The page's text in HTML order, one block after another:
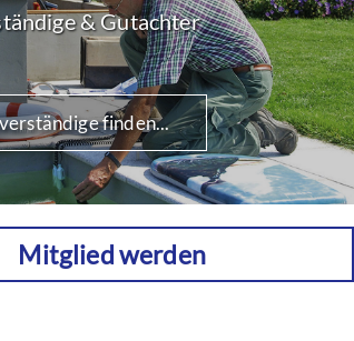
& Gutachter
finden...
Mitglied werden